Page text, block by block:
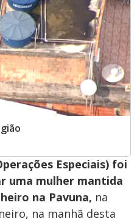
Especiais) foi
uma mulher mantida
na Pavuna, na
na manhã desta